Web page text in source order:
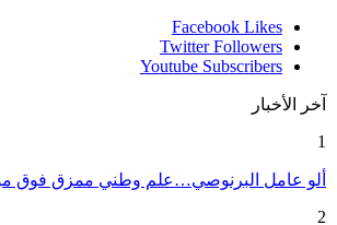
Facebook Likes
Twitter Followers
Youtube Subscribers
آخر الأخبار
1
ألو عامل البرنوصي…علم وطني ممزق فوق
2